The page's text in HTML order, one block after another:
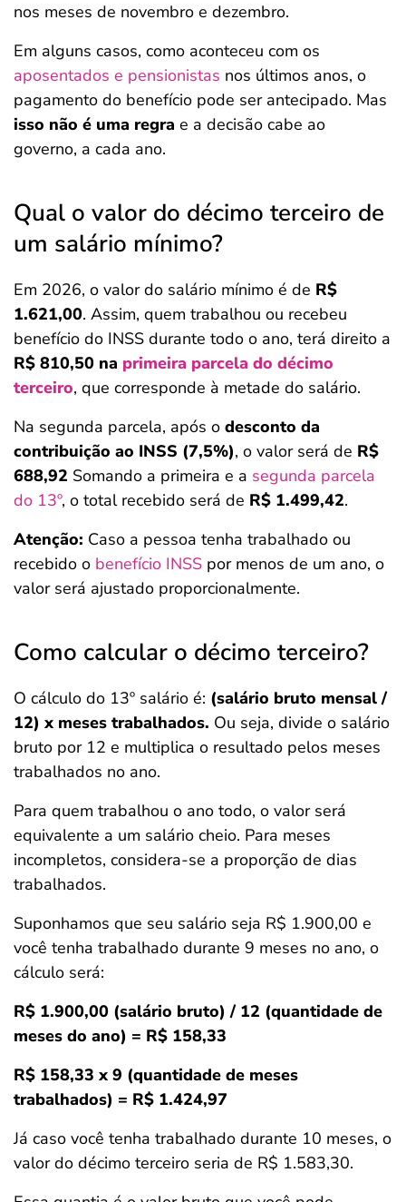
nos meses de novembro e dezembro.
Em alguns casos, como aconteceu com os
aposentados e pensionistas nos últimos anos, o
pagamento do benefício pode ser antecipado. Mas
isso não é uma regra e a decisão cabe ao
governo, a cada ano.
Qual o valor do décimo terceiro de
um salário mínimo?
Em 2026, o valor do salário mínimo é de R$
1.621,00. Assim, quem trabalhou ou recebeu
benefício do INSS durante todo o ano, terá direito a
R$ 810,50 na primeira parcela do décimo
terceiro, que corresponde à metade do salário.
Na segunda parcela, após o desconto da
contribuição ao INSS (7,5%), o valor será de R$
688,92 Somando a primeira e a segunda parcela
do 13º, o total recebido será de R$ 1.499,42.
Atenção: Caso a pessoa tenha trabalhado ou
recebido o benefício INSS por menos de um ano, o
valor será ajustado proporcionalmente.
Como calcular o décimo terceiro?
O cálculo do 13º salário é: (salário bruto mensal /
12) x meses trabalhados. Ou seja, divide o salário
bruto por 12 e multiplica o resultado pelos meses
trabalhados no ano.
Para quem trabalhou o ano todo, o valor será
equivalente a um salário cheio. Para meses
incompletos, considera-se a proporção de dias
trabalhados.
Suponhamos que seu salário seja R$ 1.900,00 e
você tenha trabalhado durante 9 meses no ano, o
cálculo será:
R$ 1.900,00 (salário bruto) / 12 (quantidade de
meses do ano) = R$ 158,33
R$ 158,33 x 9 (quantidade de meses
trabalhados) = R$ 1.424,97
Já caso você tenha trabalhado durante 10 meses, o
valor do décimo terceiro seria de R$ 1.583,30.